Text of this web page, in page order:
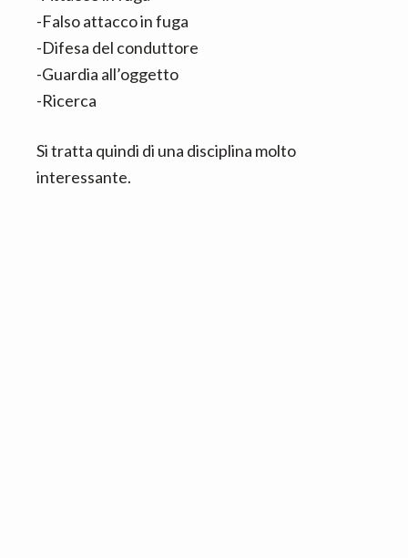
-Falso attacco in fuga
-Difesa del conduttore
-Guardia all’oggetto
-Ricerca
Si tratta quindi di una disciplina molto
interessante.